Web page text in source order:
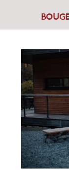
principal